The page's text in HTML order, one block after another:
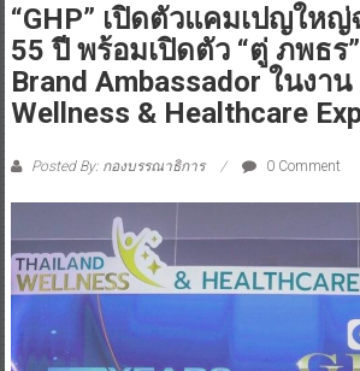
“GHP” เปิดตัวแคมเปญให
55 ปี พร้อมเปิดตัว “ตู่ ภพธ
Brand Ambassador ในงาน
Wellness & Healthcare
Posted By: กองบรรณาธิการ 0 Comment